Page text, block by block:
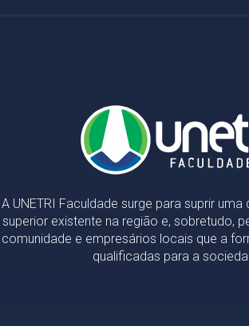
A UNETRI Faculdade surge para suprir
superior existente na região e, sobretudo,
comunidade e empresários locais que a
qualificadas para a